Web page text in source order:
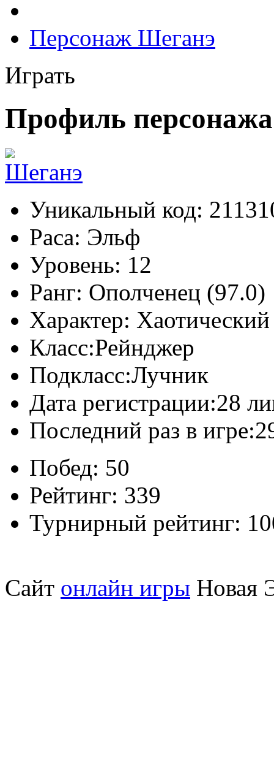
Персонаж Шеганэ
Играть
Профиль
Уникальный код:
Раса: Эльф
Уровень: 12
Ранг: Ополченец (97.0)
Характер:
Класс:Рейнджер
Подкласс:Лучник
Дата регистрации:28
Последний раз в игре:
Побед: 50
Рейтинг: 339
Турнирный рейтинг:
Сайт онлайн игры Новая